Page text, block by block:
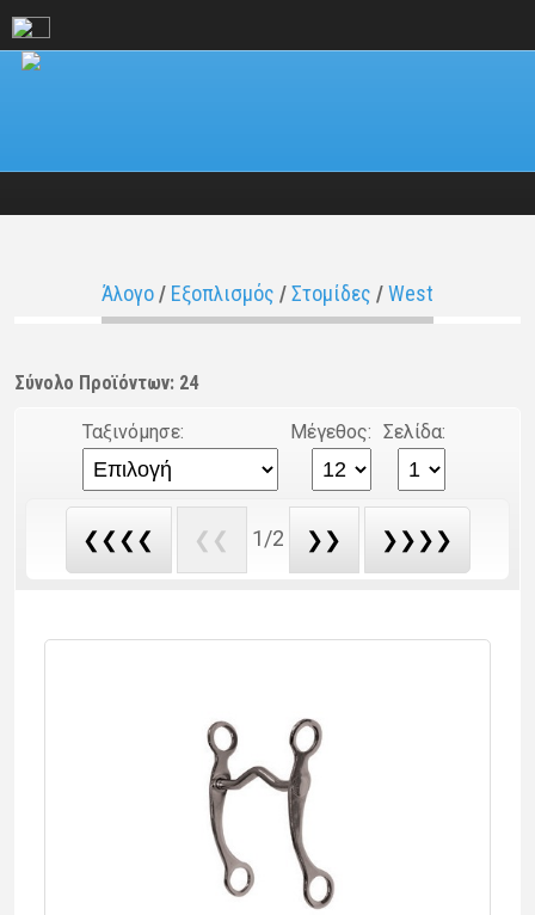
Άλογο/ Εξοπλισμός /Στομίδες /West
Σύνολο Προϊόντων: 24
Ταξινόμησε: Μέγεθος: Σελίδα:
❮❮❮❮ ❮❮ 1/2 ❯❯ ❯❯❯❯